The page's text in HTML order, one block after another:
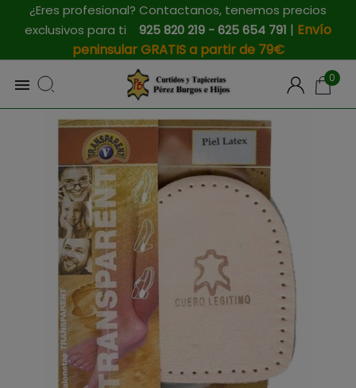
¿Eres profesional? Contactanos, tenemos precios
exclusivos para ti 925 820 219 - 625 654 791 | Envío
peninsular GRATIS a partir de 79€
 0